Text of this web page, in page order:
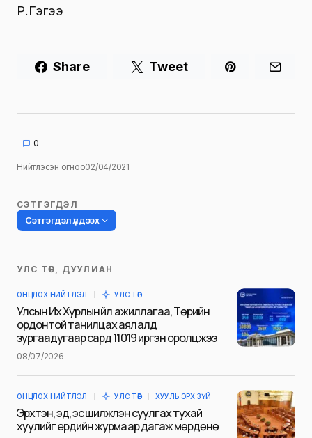
Р.Гэгээ
Share Tweet
0
Нийтлэсэн огноо02/04/2021
СЭТГЭГДЭЛ
Сэтгэгдэл үлдээх
Таны имэйл хаягийг нийтлэхгүй.
тэмдэглэсэн
Name
УЛС ТӨР, ДУУЛИАН
ОНЦЛОХ НИЙТЛЭЛ УЛС ТӨР
Улсын Их Хурлын үйл ажиллагаа, Төрийн
ордонтой танилцах аялалд
зургаадугаар сард 11019 иргэн оролцжээ
08/07/2026
ОНЦЛОХ НИЙТЛЭЛ УЛС ТӨР ХУУЛЬ ЭРХ ЗҮЙ
Эрхтэн, эд, эс шилжүүлэн суулгах тухай
хуулийг ердийн журмаар дагаж мөрдөнө